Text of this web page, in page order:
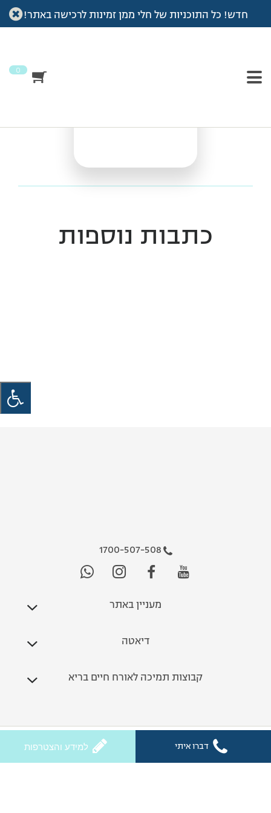
חדש! כל התוכניות של חלי ממן זמינות לרכישה באתר!
0
עמוד הבית >
Vod
>ארוחות ערב מפנקות
כתבות נוספות
1700-507-508
מעניין באתר
דיאטה
קבוצות תמיכה לאורח חיים בריא
כל הזכויות שמורות לחלי ממן 2026
דברו איתי למידע והצטרפות